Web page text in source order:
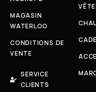
MAGASIN
WATERLOO
CONDITIONS DE
VENTE
SERVICE
CLIENTS